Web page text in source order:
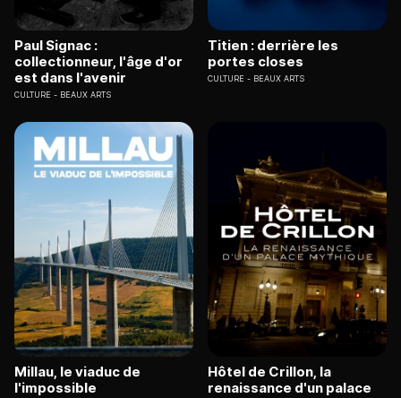
Paul Signac :
collectionneur, l'âge d'or
est dans l'avenir
CULTURE BEAUX ARTS
Titien : derrière les
portes closes
CULTURE BEAUX ARTS
Millau, le viaduc de
l'impossible
Hôtel de Crillon, la
renaissance d'un palace